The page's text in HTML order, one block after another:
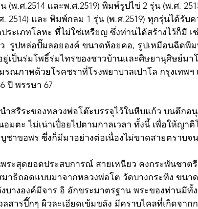
(พ.ศ.2514 และพ.ศ.2519) พิมพ์รูปไข่ 2 รุ่น (พ.ศ.
2514) และ พิมพ์กลม 1 รุ่น (พ.ศ.2519) ทุกรุ่นได้รับ
ระเภทโลหะ ที่ไม่ใช่เหรียญ ซึ่งท่านได้สร้างไว้ก็มี
รูปหล่อปั๊มลอยองค์ ขนาดห้อยคอ, รูปเหมือนฉีดพิ
ยู่เป็นร่มโพธิ์ร่มไทรของชาวบ้านและศิษยานุศิษย์ม
ณภาพด้วยโรคชราที่โรงพยาบาลเปาโล กรุงเทพฯ
ปี พรรษา 67
ำสรีระของหลวงพ่อโต๊ะบรรจุไว้ในหีบแก้ว บนตึก
อมตะ ไม่เน่าเปื่อยไปตามกาลเวลา ทั้งนี้ เพื่อให้ญา
ชาขอพร ซึ่งก็มีมาอย่างต่อเนื่องไม่ขาดสายตราบจ
ระสุดยอดประสบการณ์ สายเหนียว คงกระพันชาต
มาธิถอดแบบมาจากหลวงพ่อโต วัดบางกระทิง ขนา
บางองค์มีจาร อิ อักขระมาตรฐาน พระของท่านมีทั้
ลสารปึ๊กๆ ผิวละเอียดเข้มขลัง มีคราบไคลที่เกิดจาก